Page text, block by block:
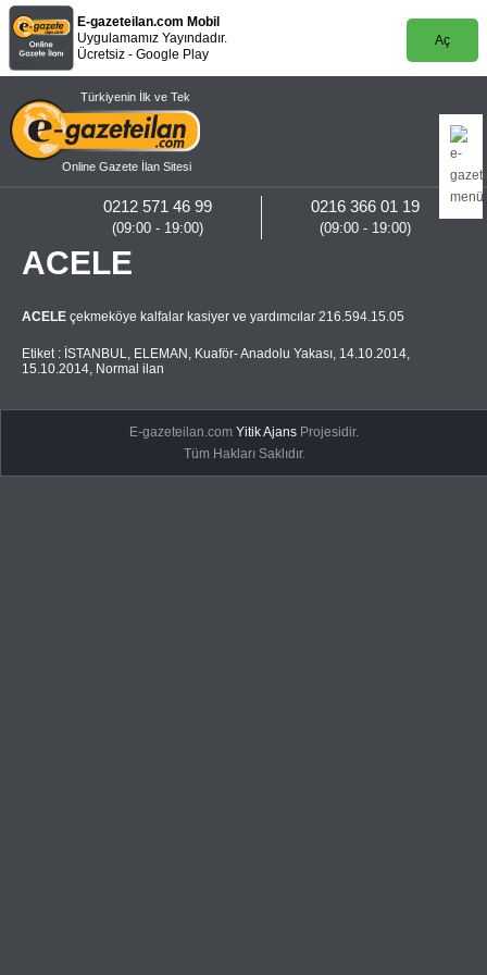
E-gazeteilan.com Mobil
Uygulamamız Yayındadır.
Ücretsiz - Google Play
Aç
Türkiyenin İlk ve Tek
Online Gazete İlan Sitesi
0216 366 01 19
(09:00 - 19:00)
0212 571 46 99
(09:00 - 19:00)
ACELE
ACELE çekmeköye kalfalar kasiyer ve yardımcılar 216.594.15.05
Etiket : İSTANBUL, ELEMAN , Kuaför- Anadolu Yakası, 14.10.2014,
15.10.2014, Normal ilan
E-gazeteilan.comYitik Ajans Projesidir.
Tüm Hakları Saklıdır.